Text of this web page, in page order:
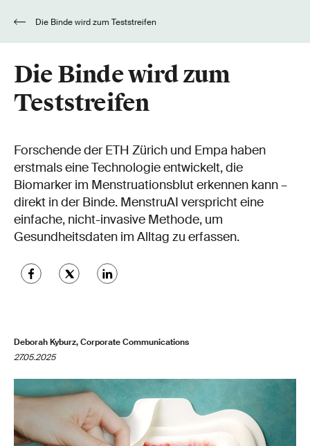
Die Binde wird zum Teststreifen
Die Binde wird zum
Teststreifen
Forschende der ETH Zürich und Empa haben
erstmals eine Technologie entwickelt, die
Biomarker im Menstruationsblut erkennen kann –
direkt in der Binde. MenstruAI verspricht eine
einfache, nicht-invasive Methode, um
Gesundheitsdaten im Alltag zu erfassen.
Deborah Kyburz, Corporate Communications
27.05.2025